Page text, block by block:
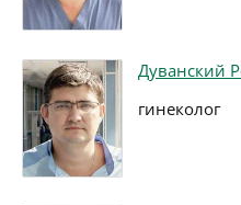
Дуванский
гинеколог